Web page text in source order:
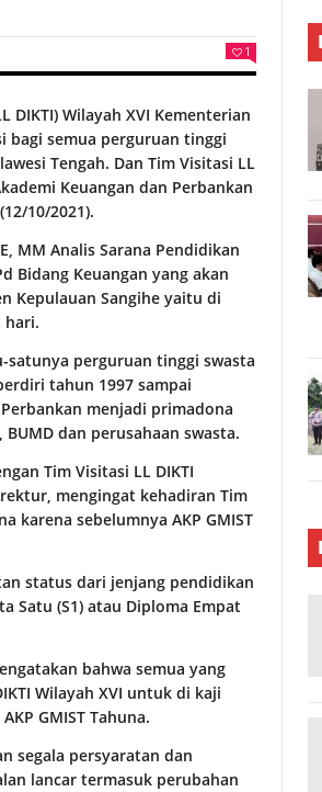
1
DIKTI) Wilayah XVI Kementerian
bagi semua perguruan tinggi
Tengah. Dan Tim Visitasi LL
Keuangan dan Perbankan
10/2021).
MM Analis Sarana Pendidikan
Bidang Keuangan yang akan
Kepulauan Sangihe yaitu di
hari.
satunya perguruan tinggi swasta
tahun 1997 sampai
menjadi primadona
dan perusahaan swasta.
Tim Visitasi LL DIKTI
mengingat kehadiran Tim
karena sebelumnya AKP GMIST
status dari jenjang pendidikan
Satu (S1) atau Diploma Empat
bahwa semua yang
Wilayah XVI untuk di kaji
GMIST Tahuna.
segala persyaratan dan
lancar termasuk perubahan